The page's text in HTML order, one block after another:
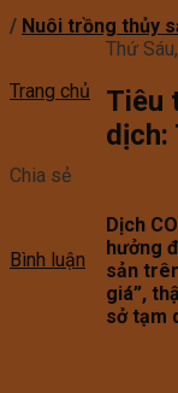
/ Nuôi trồng thủy
Trang chủ
Chia sẻ
Bình luận
Thứ
Tiêu
dịch:
Dịch
hưởng
sản
giá”,
sở tạm